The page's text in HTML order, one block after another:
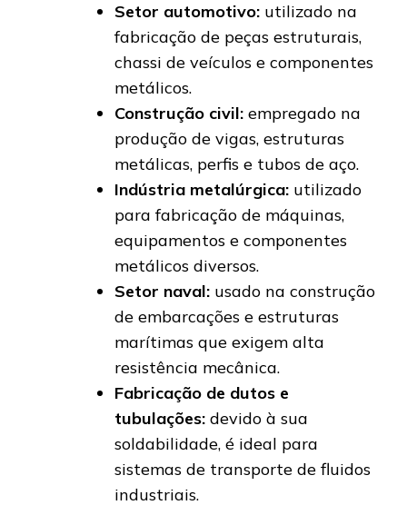
Setor automotivo: utilizado na
fabricação de peças estruturais,
chassi de veículos e componentes
metálicos.
Construção civil: empregado na
produção de vigas, estruturas
metálicas, perfis e tubos de aço.
Indústria metalúrgica: utilizado
para fabricação de máquinas,
equipamentos e componentes
metálicos diversos.
Setor naval: usado na construção
de embarcações e estruturas
marítimas que exigem alta
resistência mecânica.
Fabricação de dutos e
tubulações: devido à sua
soldabilidade, é ideal para
sistemas de transporte de fluidos
industriais.